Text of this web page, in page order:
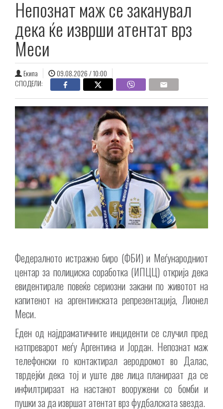
Непознат маж се заканувал
дека ќе изврши атентат врз
Меси
Екипа
09.08.2026 / 10:00
СПОДЕЛИ:
Федералното истражно биро (ФБИ) и Меѓународниот
центар за полициска соработка (ИПЦЦ) открија дека
евидентирале повеќе сериозни закани по животот на
капитенот на аргентинската репрезентација, Лионел
Меси.
Еден од најдраматичните инциденти се случил пред
натпреварот меѓу Аргентина и Јордан. Непознат маж
телефонски го контактирал аеродромот во Далас,
тврдејќи дека тој и уште две лица планираат да се
инфилтрираат на настанот вооружени со бомби и
пушки за да извршат атентат врз фудбалската ѕвезда.